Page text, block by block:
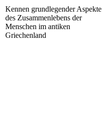
Kennen grundlegender Aspekte
des Zusammenlebens der
Menschen im antiken
Griechenland